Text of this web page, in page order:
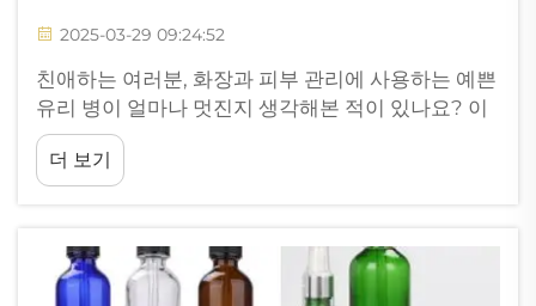
2025-03-29 09:24:52
친애하는 여러분, 화장과 피부 관리에 사용하는 예쁜
유리 병이 얼마나 멋진지 생각해본 적이 있나요? 이
특별한 용기는 뷰티 루틴에 색다른 매력을 더해줄 수
있습니다. 유리 화장품 용기를 사용함으로써 얻을 수
있는 아름다운 경험을 함께 나누고자 합니다...
더 보기